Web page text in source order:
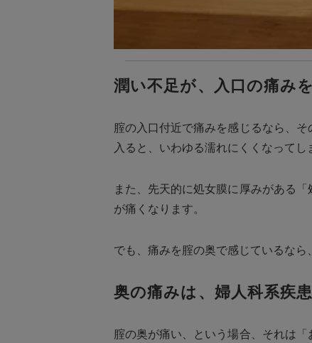
潤い不足が、入口の痛み
腟の入口付近で痛みを感じるなら、
入ると、いわゆる濡れにくくなってし
また、先天的に処女膜に厚みがある
が痛くなります。
でも、痛みを腟の奥で感じているなら
奥の痛みは、婦人科系疾
腟の奥が痛い、という場合、それは